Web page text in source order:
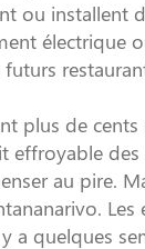
ou installent
électrique
plus de
des
au pire.
quelques